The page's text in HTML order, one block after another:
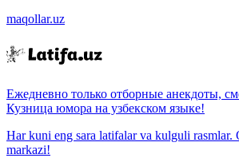
maqollar.uz
Ежедневно только отборные анекдоты,
Кузница юмора на узбекском языке!
Har kuni eng sara latifalar va kulguli
markazi!